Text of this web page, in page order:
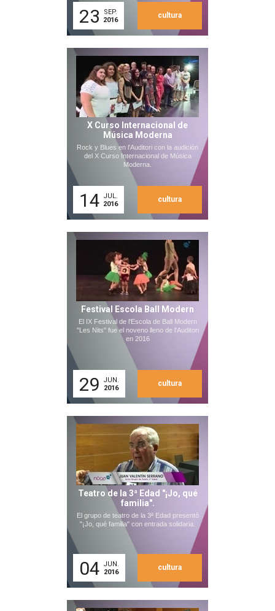
23
SEP.
2016
cultura
X Curso Internacional de
Música Moderna
Rock y Blues en l'Auditori con la audición
del X Curso Internacional de Música
Moderna.
14 JUL.
2016
cultura
Festival Escola Ball Modern
El IX Festival de l'Escola de Ball Modern
"Les Nits" fue el noveno lleno de l'Auditori
en 2016
29
JUN.
2016
cultura
Teatro de la 3ª Edad "¡Jo, qué
familia".
El grupo de teatro de la 3ª Edad presentó
"¡Jo, qué familia" con entrada solidaria.
04 JUN.
2016
cultura